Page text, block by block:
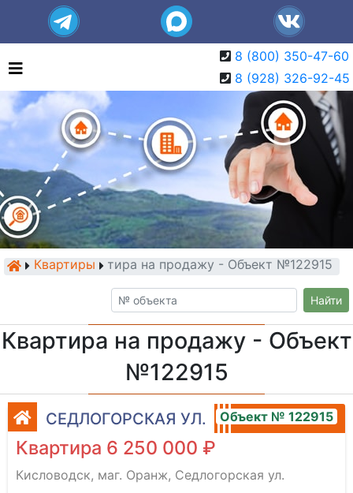
8 (800) 350-47-60
8 (928) 326-92-45
КвартирыКвартира на продажу - Объект №122915
Найти
Квартира на продажу - Объект
№122915
СЕДЛОГОРСКАЯ УЛ. Объект № 122915
Квартира 6 250 000 ₽
Кисловодск, маг. Оранж, Седлогорская ул.